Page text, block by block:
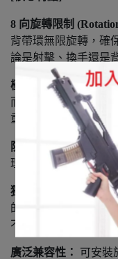
8 向旋轉限制
背帶環無限旋轉，確
論是射擊、換手還是
極致輕量化與低調：
而成，並施以軍規 III
重量僅 0.314 盎司 (約
防勾 (Snag-Proof) 設計
理，能最大限度地減
獨家「防丟失」螺絲
的固定螺絲設計，確
不會輕易脫落遺失。
廣泛兼容性：
可安裝